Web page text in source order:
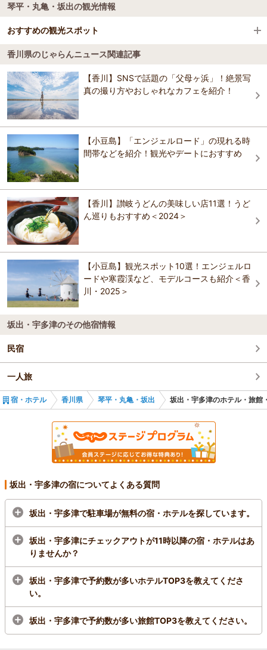
サンポート高松
史跡高松城跡（玉藻公園）
新屋島水族館
アル）
琴平花壇
御宿 敷島館（共立リゾート）
【琴平グランドホテル 桜の抄】参道22段目に佇
む温泉宿
ことぶき旅館
スマイルホテル観音寺
丸亀ゲストハウス ウェルかめ
ホテルルートイン丸亀
湯元こんぴら温泉華の湯紅梅亭
琴平花壇
観音寺グランドホテル
こんぴら温泉湯元八千代
御宿 敷島館（共立リゾート）
【琴平グランドホテル 桜の抄】参道22段目に佇
む温泉宿
ことぶき旅館
スマイルホテル観音寺
ホテルルートイン丸亀
ことひら温泉 琴参閣
湯元こんぴら温泉華の湯紅梅亭
観音寺グランドホテル
こんぴら温泉湯元八千代
御宿 敷島館（共立リゾート）
こんぴら町家 うす
ホテル・アルファ－ワン丸亀
ことぶき旅館
琴平リバーサイドホテル
丸亀ゲストハウス ウェルかめ
琴平・丸亀・坂出の観光情報
おすすめの観光スポット
四国水族館
4.0
「四国水景」をテーマにした水族館。日本最大の内海である瀬戸内
海、世界最大の暖流・黒潮が流れる太平洋、人々の生活を支えた人造
湖や清流・四万十川をはじめとする清流の数々を体感することができ
る。
おすすめの観光スポットガイドを見る
香川県のじゃらんニュース関連記事
【香川】SNSで話題の「父母ヶ浜」！絶景写
真の撮り方やおしゃれなカフェを紹介！
【小豆島】「エンジェルロード」の現れる時
間帯などを紹介！観光やデートにおすすめ
【香川】讃岐うどんの美味しい店11選！うど
ん巡りもおすすめ＜2024＞
【小豆島】観光スポット10選！エンジェルロ
ードや寒霞渓など、モデルコースも紹介＜香
川・2025＞
坂出・宇多津のその他宿情報
民宿
一人旅
宿・ホテル 香川県 琴平・丸亀・坂出 坂出・宇多津のホテル・旅館
坂出・宇多津の宿についてよくある質問
坂出・宇多津で駐車場が無料の宿・ホテルを探しています。
坂出・宇多津にチェックアウトが11時以降の宿・ホテルはあ
りませんか？
坂出・宇多津で予約数が多いホテルTOP3を教えてくださ
い。
坂出・宇多津で予約数が多い旅館TOP3を教えてください。